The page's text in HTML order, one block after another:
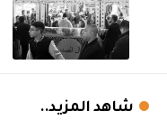
شاهد المزيد..